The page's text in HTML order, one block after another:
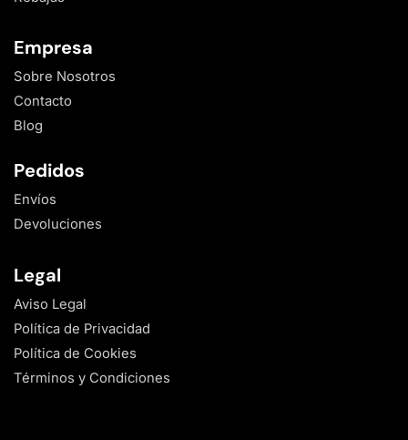
Empresa
Sobre Nosotros
Contacto
Blog
Pedidos
Envíos
Devoluciones
Legal
Aviso Legal
Política de Privacidad
Política de Cookies
Términos y Condiciones